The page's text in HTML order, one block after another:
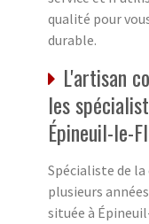
qualité pour
durable.
L'artisan
les
Épineuil-le-
Spécialiste de
plusieurs
située à